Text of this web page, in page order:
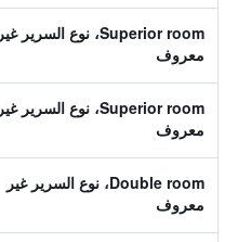
Superior room، نوع السرير غير
معروف
Superior room، نوع السرير غير
معروف
Double room، نوع السرير غير
معروف